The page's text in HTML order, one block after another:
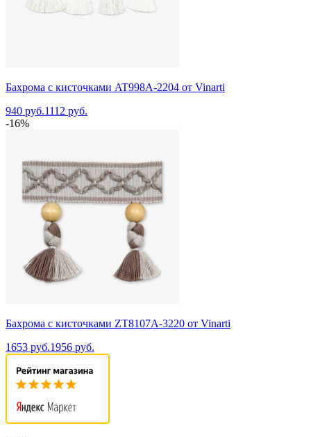
Бахрома с кисточками AT998A-2204 от Vinarti
940 руб.1112 руб.
-16%
Бахрома с кисточками ZT8107A-3220 от Vinarti
1653 руб.1956 руб.